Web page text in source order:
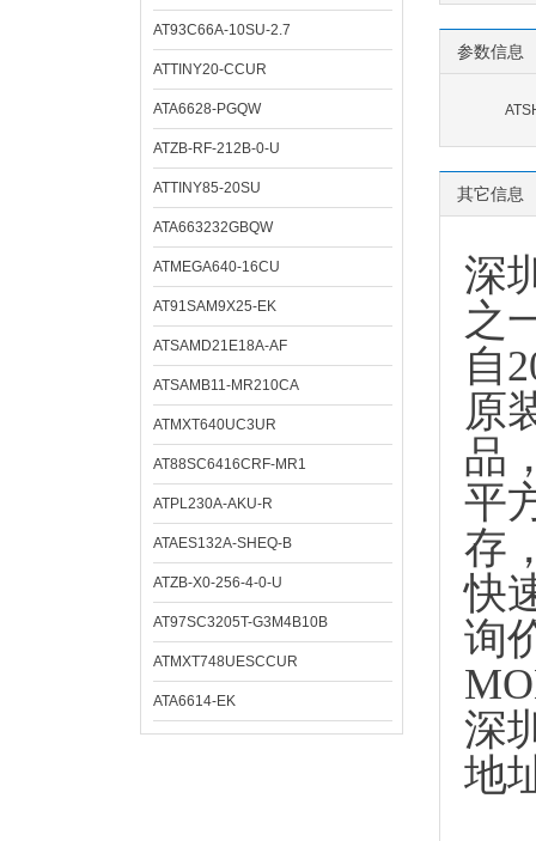
AT93C66A-10SU-2.7
ATTINY20-CCUR
ATA6628-PGQW
ATZB-RF-212B-0-U
ATTINY85-20SU
ATA663232GBQW
ATMEGA640-16CU
AT91SAM9X25-EK
ATSAMD21E18A-AF
ATSAMB11-MR210CA
ATMXT640UC3UR
AT88SC6416CRF-MR1
ATPL230A-AKU-R
ATAES132A-SHEQ-B
ATZB-X0-256-4-0-U
AT97SC3205T-G3M4B10B
ATMXT748UESCCUR
ATA6614-EK
参数信息
其它信息
深
之
自
原
品
平
存
快
询
深
地